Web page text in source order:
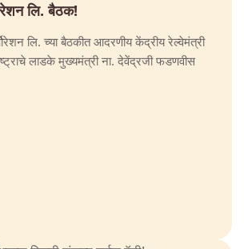
लि. बैठक!
लि. च्या बैठकीत आदरणीय केंद्रीय रेल्वेमंत्री
लाडके मुख्यमंत्री ना. देवेंद्रजी फडणवीस